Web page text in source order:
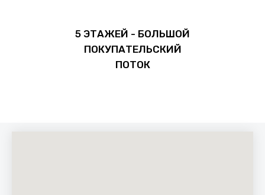
5 ЭТАЖЕЙ - БОЛЬШОЙ
ПОКУПАТЕЛЬСКИЙ
ПОТОК